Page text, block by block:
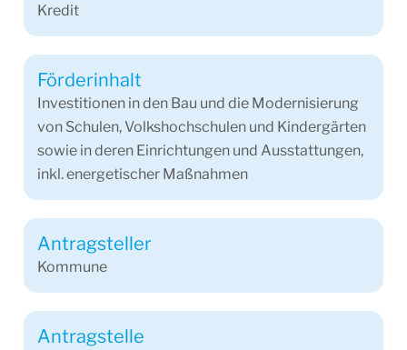
Kredit
Förderinhalt
Investitionen in den Bau und die Modernisierung
von Schulen, Volkshochschulen und Kindergärten
sowie in deren Einrichtungen und Ausstattungen,
inkl. energetischer Maßnahmen
Antragsteller
Kommune
Antragstelle